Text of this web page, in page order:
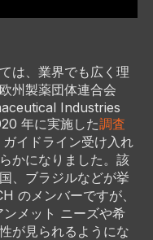
は、業界でも広く理
州製薬団体連合会
Industries
年に実施した調査
イドライン受け入れ
かになりました。該
、ブラジルなどが挙
のメンバーですが、
メット ニーズや希
が見られるようにな